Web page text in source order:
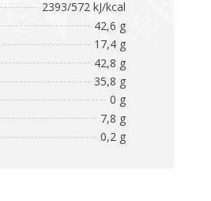
2393/572 kJ/kcal
42,6 g
17,4 g
42,8 g
35,8 g
0 g
7,8 g
0,2 g